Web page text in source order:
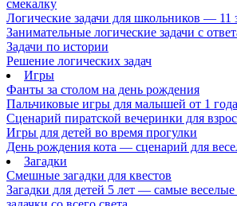
смекалку
Логические задачи для школьников — 11
Занимательные логические задачи с
Задачи по истории
Решение логических задач
Игры
Фанты за столом на день рождения
Пальчиковые игры для малышей от 1 года
Сценарий пиратской вечеринки для
Игры для детей во время прогулки
День рождения кота — сценарий для
Загадки
Смешные загадки для квестов
Загадки для детей 5 лет — самые